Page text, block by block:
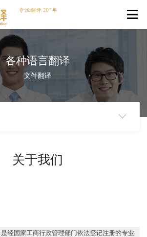
各种语言翻译
文件翻译
关于我们
是经国家工商行政管理部门依法登记注册的专业